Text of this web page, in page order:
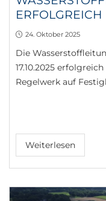
ERFOLGREICH
24. Oktober 2025
Die
17.10.2025
Regelwerk auf
Weiterlesen